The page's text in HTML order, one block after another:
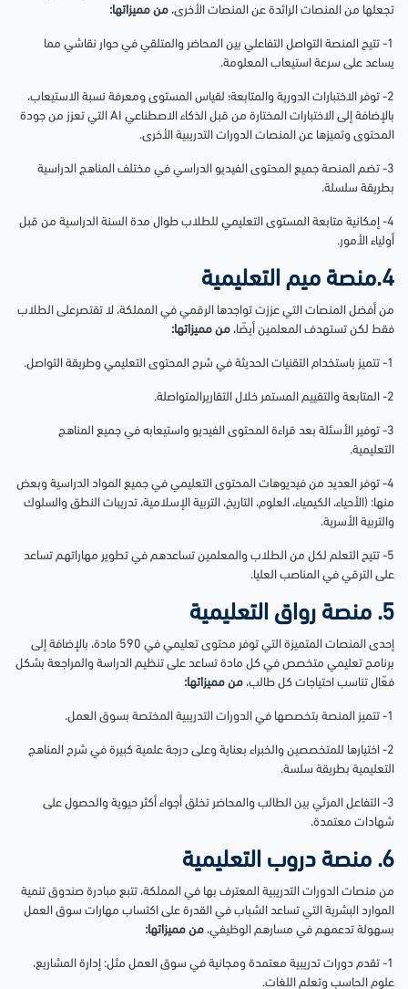
تجعلها من المنصات الرائدة عن المنصات الأخرى، من مميزاتها:
1- تتيح المنصة التواصل التفاعلي بين المحاضر والمتلقي في حوار نقاشي مما
يساعد على سرعة استيعاب المعلومة.
2- توفر الاختبارات الدورية والمتابعة؛ لقياس المستوى ومعرفة نسبة الاستيعاب،
بالإضافة إلى الاختبارات المختارة من قبل الذكاء الاصطناعي AI التي تعزز من جودة
المحتوى وتميزها عن المنصات الدورات التدريبية الأخرى.
3- تضم المنصة جميع المحتوى الفيديو الدراسي في مختلف المناهج الدراسية
بطريقة سلسلة.
4- إمكانية متابعة المستوى التعليمي للطلاب طوال مدة السنة الدراسية من قبل
أولياء الأمور.
4.منصة ميم التعليمية
من أفضل المنصات التي عززت تواجدها الرقمي في المملكة، لا تقتصرعلى الطلاب
فقط لكن تستهدف المعلمين أيضًا، من مميزاتها:
1- تتميز باستخدام التقنيات الحديثة في شرح المحتوى التعليمي وطريقة التواصل.
2- المتابعة والتقييم المستمر خلال التقاريرالمتواصلة.
3- توفير الأسئلة بعد قراءة المحتوى الفيديو واستيعابه في جميع المناهج
التعليمية.
4- توفر العديد من فيديوهات المحتوى التعليمي في جميع المواد الدراسية وبعض
منها: (الأحياء، الكيمياء، العلوم، التاريخ، التربية الإسلامية، تدريبات النطق والسلوك
والتربية الأسرية.
5- تتيح التعلم لكل من الطلاب والمعلمين تساعدهم في تطوير مهاراتهم تساعد
على الترقي في المناصب العليا.
5. منصة رواق التعليمية
إحدى المنصات المتميزة التي توفر محتوى تعليمي في 590 مادة، بالإضافة إلى
برنامج تعليمي متخصص في كل مادة تساعد على تنظيم الدراسة والمراجعة بشكل
فعّال تناسب احتياجات كل طالب، من مميزاتها:
1- تتميز المنصة بتخصصها في الدورات التدريبية المختصة بسوق العمل.
2- اختيارها للمتخصصين والخبراء بعناية وعلى درجة علمية كبيرة في شرح المناهج
التعليمية بطريقة سلسة.
3- التفاعل المرئي بين الطالب والمحاضر تخلق أجواء أكثر حيوية والحصول على
شهادات معتمدة.
6. منصة دروب التعليمية
من منصات الدورات التدريبية المعترف بها في المملكة، تتبع مبادرة صندوق تنمية
الموارد البشرية التي تساعد الشباب في القدرة على اكتساب مهارات سوق العمل
بسهولة تدعمهم في مسارهم الوظيفي، من مميزاتها:
1- تقدم دورات تدريبية معتمدة ومجانية في سوق العمل مثل: إدارة المشاريع،
علوم الحاسب وتعلم اللغات.